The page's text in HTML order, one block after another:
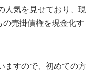
人気を見せており、現
の売掛債権を現金化す
ますので、初めての方